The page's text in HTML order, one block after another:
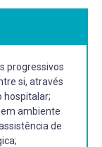
progressivos
si, através
hospitalar;
ambiente
de